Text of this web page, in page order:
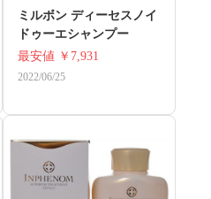
ミルボン ディーセスノイ
ドゥーエシャンプー
最安値 ￥7,931
2022/06/25